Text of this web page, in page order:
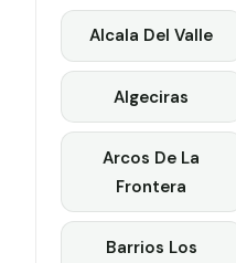
Alcala Del Valle
Algeciras
Arcos De La
Frontera
Barrios Los